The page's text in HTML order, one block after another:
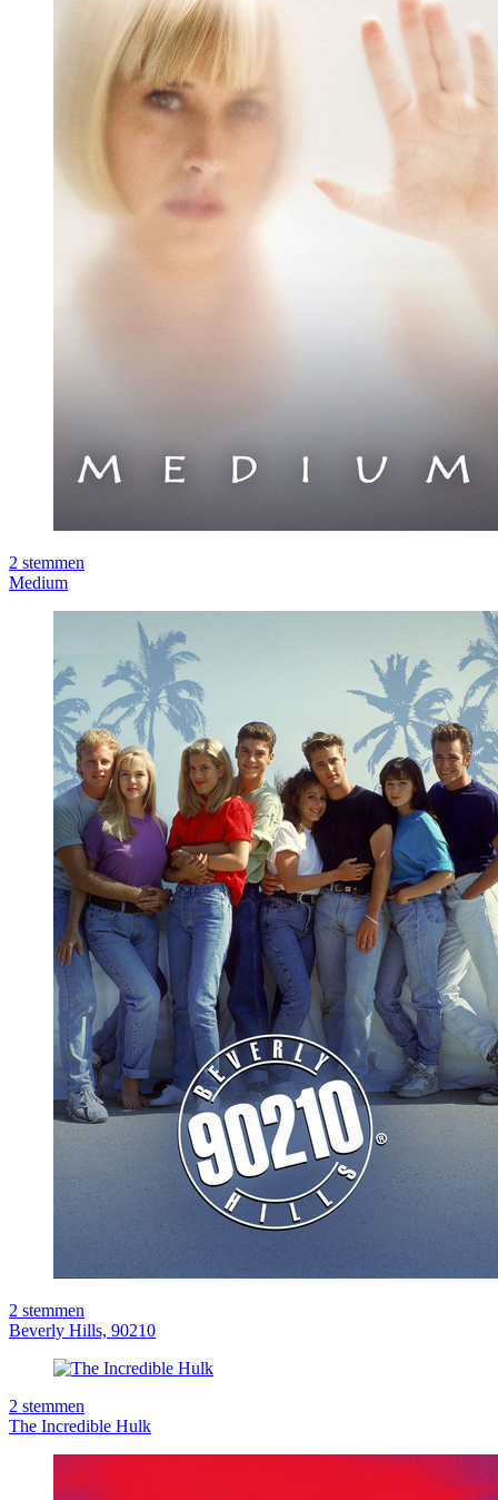
2 stemmen
Medium
2 stemmen
Beverly Hills, 90210
2 stemmen
The Incredible Hulk